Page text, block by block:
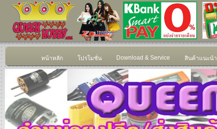
หน้าหลัก โปรโมชั่น Download & Service สินค้าแนะนำ